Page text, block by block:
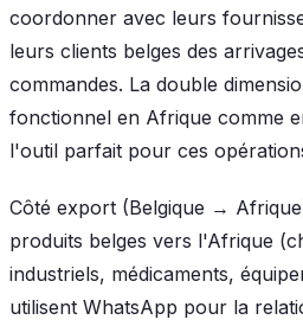
coordonner avec leurs
leurs clients belges des
commandes. La double
fonctionnel en Afrique comme
l'outil parfait pour ces
Côté export (Belgique →
produits belges vers l'Afrique
industriels, médicaments,
utilisent WhatsApp pour la